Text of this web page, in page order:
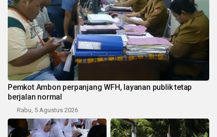
Pemkot Ambon perpanjang WFH, layanan publik tetap
berjalan normal
Rabu, 5 Agustus 2026